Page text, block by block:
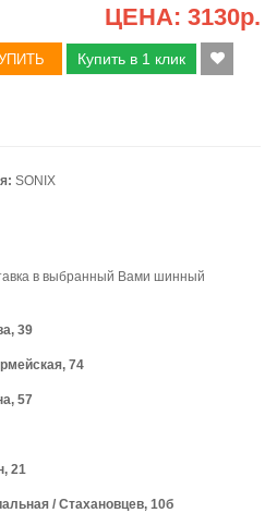
ЦЕНА: 3130р.
Купить в 1 клик
SONIX
в выбранный Вами шинный
39
74
57
21
/ Стахановцев, 10б